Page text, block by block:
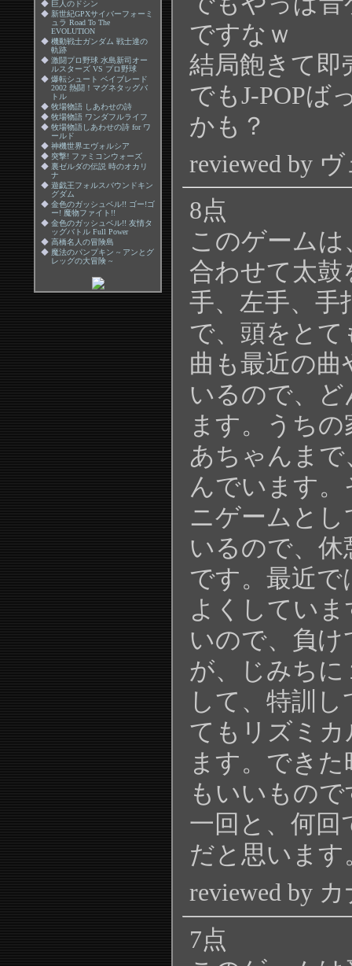
◆ 巨人のドシン
◆ 新世紀GPXサイバーフォーミ
ュラ Road To The
EVOLUTION
◆ 機動戦士ガンダム 戦士達の
軌跡
◆ 激闘プロ野球 水島新司オー
ルスターズ VS プロ野球
◆ 爆転シュート ベイブレード
2002 熱闘！マグネタッグバ
トル
◆ 牧場物語 しあわせの詩
◆ 牧場物語 ワンダフルライフ
◆ 牧場物語しあわせの詩 for ワ
ールド
◆ 神機世界エヴォルシア
◆ 突撃! ファミコンウォーズ
◆ 裏ゼルダの伝説 時のオカリ
ナ
◆ 遊戯王フォルスバウンドキン
グダム
◆ 金色のガッシュベル!! ゴー!ゴ
ー! 魔物ファイト!!
◆ 金色のガッシュベル!! 友情タ
ッグバトル Full Power
◆ 高橋名人の冒険島
◆ 魔法のパンプキン ~ アンとグ
レッグの大冒険 ~
ですなｗ
結局飽きて即
でもJ-POPば
かも？
reviewed by
8点
このゲームは
合わせて太
手、左手、手
で、頭をと
曲も最近の
いるので、
ます。うち
あちゃんま
んでいます
ニゲームと
いるので、
です。最近で
よくしてい
いので、負
が、じみち
して、特訓
てもリズミ
ます。でき
もいいもの
一回と、何回
だと思います
reviewed by
7点